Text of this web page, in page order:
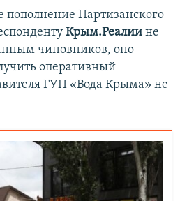
пополнение Партизанского
Крым.Реалии не
чиновников, оно
оперативный
ГУП «Вода Крыма» не